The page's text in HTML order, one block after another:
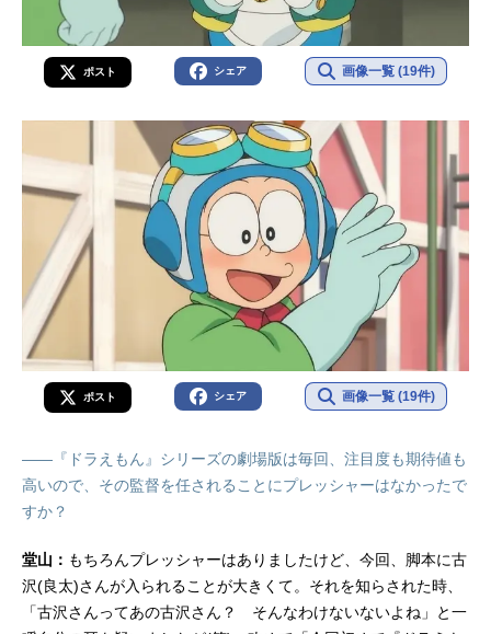
ポスト シェア 画像一覧 (19件)
ポスト シェア 画像一覧 (19件)
――『ドラえもん』シリーズの劇場版は毎回、注目度も期待値も
高いので、その監督を任されることにプレッシャーはなかったで
すか？
堂山： もちろんプレッシャーはありましたけど、今回、脚本に古
沢(良太)さんが入られることが大きくて。それを知らされた時、
「古沢さんってあの古沢さん？ そんなわけないないよね」と一